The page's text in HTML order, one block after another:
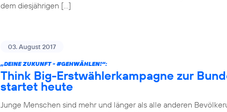
dem diesjährigen […]
03. August 2017
„DEINE ZUKUNFT - #GEHWÄHLEN!“:
Think Big-Erstwählerkampagne zur
startet heute
Junge Menschen sind mehr und länger als alle anderen